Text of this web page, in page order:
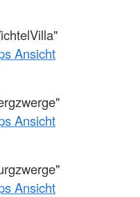
Ansicht
Ansicht
Ansicht